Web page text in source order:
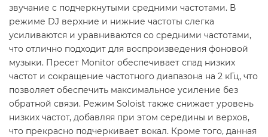
звучание с подчеркнутыми средними частотами. В
режиме DJ верхние и нижние частоты слегка
усиливаются и уравниваются со средними частотами,
что отлично подходит для воспроизведения фоновой
музыки. Пресет Monitor обеспечивает спад низких
частот и сокращение частотного диапазона на 2 кГц, что
позволяет обеспечить максимальное усиление без
обратной связи. Режим Soloist также снижает уровень
низких частот, добавляя при этом середины и верхов,
что прекрасно подчеркивает вокал. Кроме того, данная